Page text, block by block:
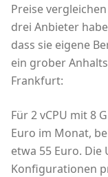
Preise
drei Anbieter
dass sie eigene
ein grober
Frankfurt:
Für 2 vCPU mit 8
Euro im Monat,
etwa 55 Euro.
Konfigurationen